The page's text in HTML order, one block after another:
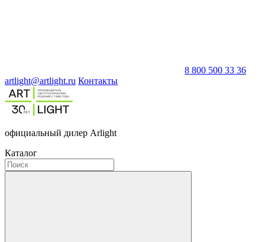
8 800 500 33 36
artlight@artlight.ru Контакты
официальный дилер Arlight
Каталог